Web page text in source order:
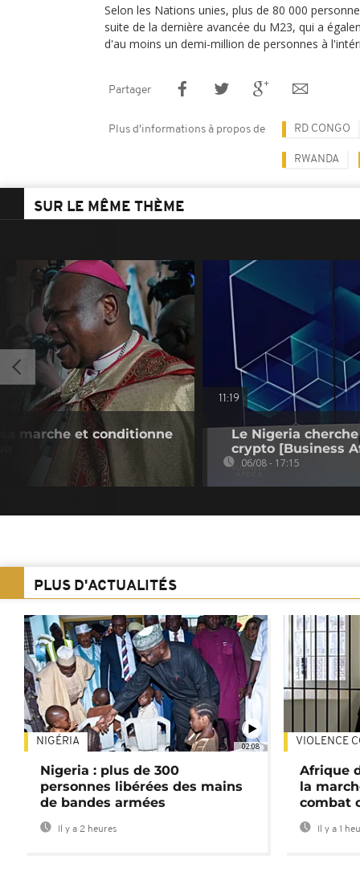
Selon les Nations unies, plus de 80 000
suite de la dernière avancée du M23, qui a
d'au moins un demi-million de personnes à
Partager
Plus d'informations à propos de RD CONGO
RWANDA
SUR LE MÊME THÈME
marche et conditionne
11:19
Le Nigeria
crypto [Business
06/08 - 17:15
PLUS D'ACTUALITÉS
02:08
NIGÉRIA
Nigeria : plus de 300
personnes libérées des mains
de bandes armées
Il y a 2 heures
VIOLENCE
Afrique
la
combat
Il y a 1